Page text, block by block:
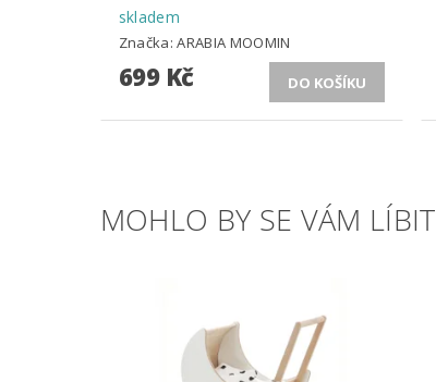
skladem
Značka:ARABIA MOOMIN
699 Kč
MOHLO BY SE VÁM LÍBIT